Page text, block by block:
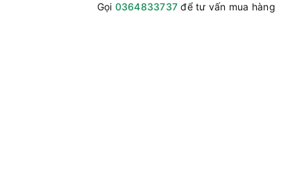
Gọi 0364833737 để tư vấn mua hàng